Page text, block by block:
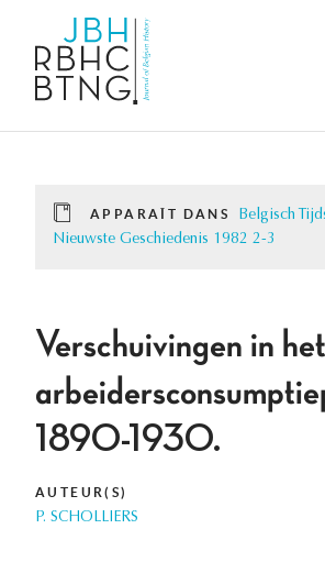
APPARAÎT DANS
Belgisch
Nieuwste Geschiedenis 1982 2-3
Verschuivingen in het
1890-1930.
AUTEUR(S)
P. SCHOLLIERS